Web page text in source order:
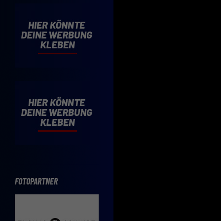
FOTOPARTNER